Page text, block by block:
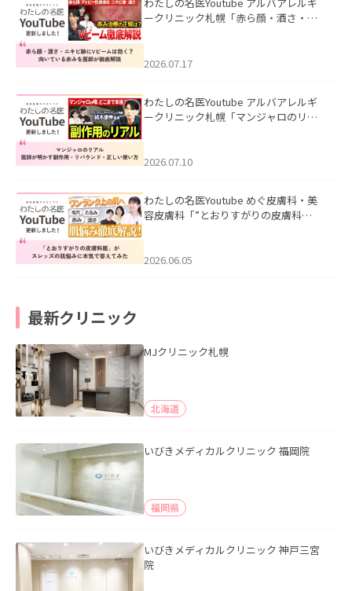
わたしの名医Youtube アルバアレルギ
ークリニック札幌「赤ら顔・酒さ・ニ
した。
2026.07.17
わたしの名医Youtube アルバアレルギ
ークリニック札幌「マンジャロのリア
た。
2026.07.10
わたしの名医Youtube めぐ皮膚科・美
容皮膚科「”とおりすがりの皮膚科
2026.06.05
最新クリニック
MJクリニック札幌
北海道
いびきメディカルクリニック 福岡院
福岡県
いびきメディカルクリニック 神戸三宮
院